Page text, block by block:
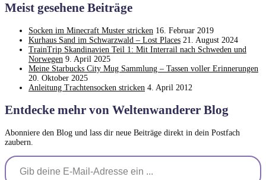
Meist gesehene Beiträge
Socken im Minecraft Muster stricken 16. Februar 2019
Kurhaus Sand im Schwarzwald – Lost Places 21. August 2024
TrainTrip Skandinavien Teil 1: Mit Interrail nach Schweden und
Norwegen 9. April 2025
Meine Starbucks City Mug Sammlung – Tassen voller Erinnerungen
20. Oktober 2025
Anleitung Trachtensocken stricken 4. April 2012
Entdecke mehr von Weltenwanderer Blog
Abonniere den Blog und lass dir neue Beiträge direkt in dein Postfach
zaubern.
Gib deine E-Mail-Adresse ein ...